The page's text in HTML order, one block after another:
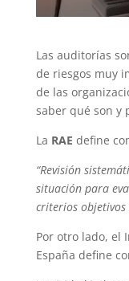
Las auditorías
de riesgos muy
de las
saber qué son y
La RAE define
“Revisión
situación para
criterios objetivos
Por otro lado, el
España define